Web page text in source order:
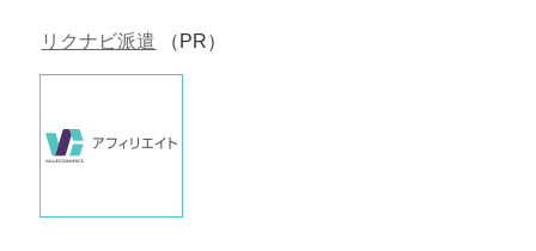
リクナビ派遣 （PR）